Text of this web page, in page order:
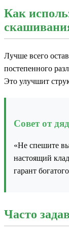
Как
Лучше всего
постепенного
Это улучшит
Совет от
«Не спешите
настоящий
гарант
Часто